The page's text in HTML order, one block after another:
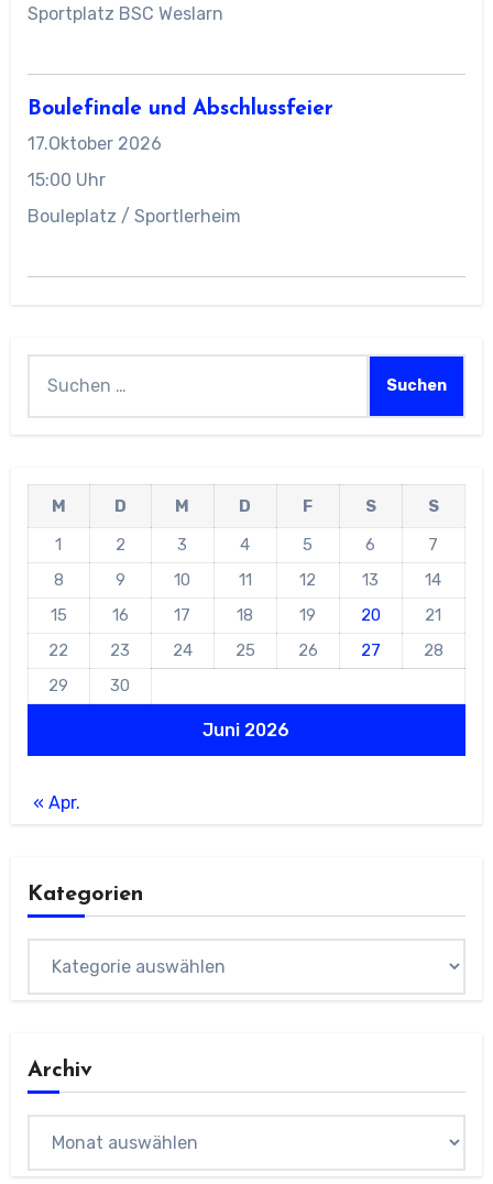
Sportplatz BSC Weslarn
Boulefinale und Abschlussfeier
17.Oktober 2026
15:00 Uhr
Bouleplatz / Sportlerheim
Juni 2026
M D M D F S
S
1
2 3 4 5 6
7
8
9 10 11 12 13
14
15
16 17 18 19 20
21
22
23 24 25 26 27
28
29
30
« Apr.
Kategorien
Archiv